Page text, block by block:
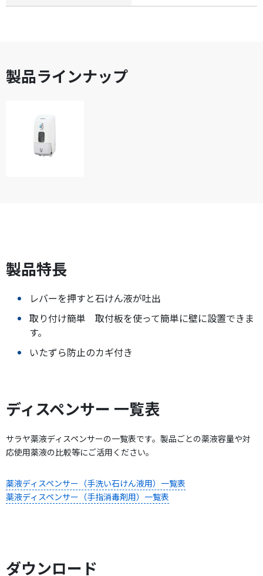
製品ラインナップ
製品特長
レバーを押すと石けん液が吐出
取り付け簡単 取付板を使って簡単に壁に設置できま
す。
いたずら防止のカギ付き
ディスペンサー 一覧表
サラヤ薬液ディスペンサーの一覧表です。製品ごとの薬液容量や対
応使用薬液の比較等にご活用ください。
薬液ディスペンサー（手洗い石けん液用）一覧表
薬液ディスペンサー（手指消毒剤用）一覧表
ダウンロード